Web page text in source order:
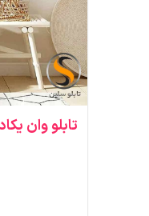
تابلو وان